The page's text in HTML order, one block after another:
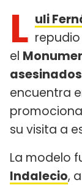
L uli
el
asesinados
encuentra
su visita a
La modelo
Indalecio,